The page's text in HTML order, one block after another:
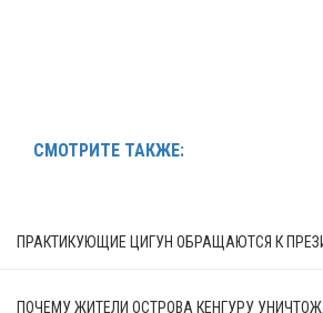
СМОТРИТЕ ТАКЖЕ:
ПРАКТИКУЮЩИЕ ЦИГУН ОБРАЩАЮТСЯ К
ПОЧЕМУ ЖИТЕЛИ ОСТРОВА КЕНГУРУ